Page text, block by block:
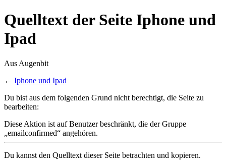
Quelltext der Seite Iphone und
Ipad
Aus Augenbit
← Iphone und Ipad
Du bist aus dem folgenden Grund nicht berechtigt, die Seite zu
bearbeiten:
Diese Aktion ist auf Benutzer beschränkt, die der Gruppe
„emailconfirmed“ angehören.
Du kannst den Quelltext dieser Seite betrachten und kopieren.